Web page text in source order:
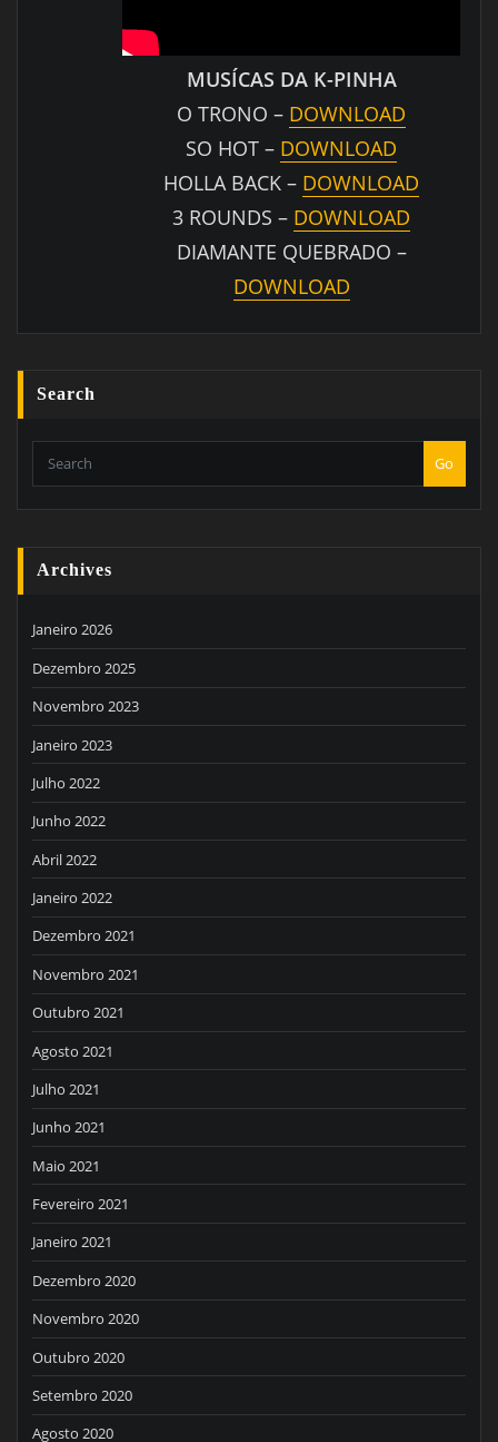
MUSÍCAS DA K-PINHA
O TRONO – DOWNLOAD
SO HOT – DOWNLOAD
HOLLA BACK – DOWNLOAD
3 ROUNDS – DOWNLOAD
DIAMANTE QUEBRADO –
DOWNLOAD
Search
Go
Archives
Janeiro 2026
Dezembro 2025
Novembro 2023
Janeiro 2023
Julho 2022
Junho 2022
Abril 2022
Janeiro 2022
Dezembro 2021
Novembro 2021
Outubro 2021
Agosto 2021
Julho 2021
Junho 2021
Maio 2021
Fevereiro 2021
Janeiro 2021
Dezembro 2020
Novembro 2020
Outubro 2020
Setembro 2020
Agosto 2020